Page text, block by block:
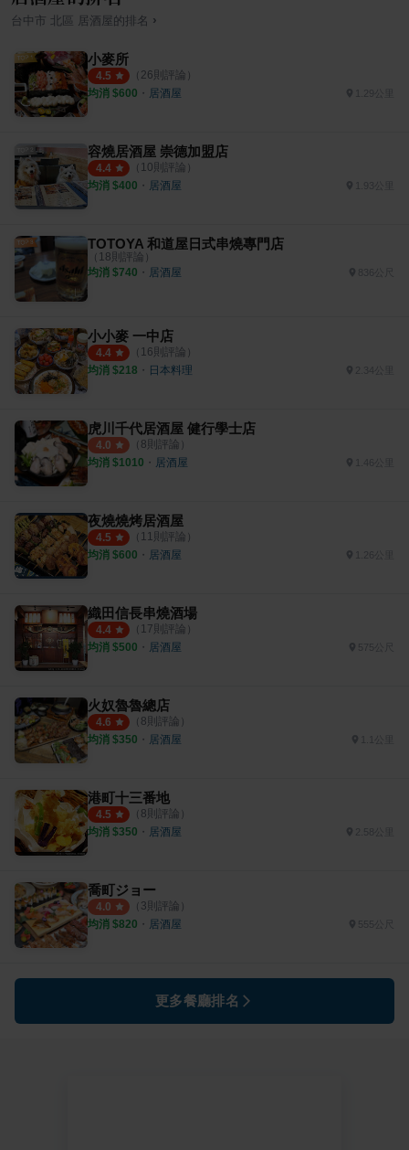
台中市 北區 居酒屋 的排名 ›
小麥所
4.5 （ 26則評論）
均消 $600 ・ 居酒屋
容燒居酒屋 崇德加盟店
4.4 （ 10則評論）
均消 $400 ・ 居酒屋
TOTOYA 和道屋日式串燒專門店
（ 18則評論）
均消 $740 ・ 居酒屋
小小麥 一中店
4.4 （ 16則評論）
均消 $218 ・ 日本料理 2.34公里
虎川千代居酒屋 健行學士店
4.0 （ 8則評論）
均消 $1010 ・ 居酒屋 1.46公里
夜燒燒烤居酒屋
4.5 （ 11 則評論）
均消 $600 ・ 居酒屋
織田信長串燒酒場
4.4 （ 17則評論）
均消 $500 ・ 居酒屋 575公尺
火奴魯魯總店
4.6 （ 8則評論）
均消 $350 ・ 居酒屋
港町十三番地
4.5 （ 8則評論）
均消 $350 ・ 居酒屋 2.58公里
喬町ジョー
4.0 （ 3則評論）
均消 $820 ・ 居酒屋 555公尺
更多餐廳排名